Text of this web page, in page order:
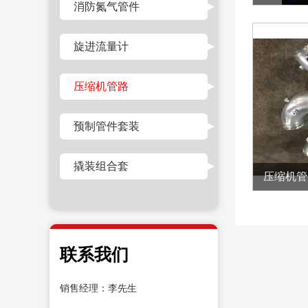
消防氮气管件
旋进流量计
压缩机管路
预制管件套装
撬装组合套
联系我们
销售经理：李先生
压缩机